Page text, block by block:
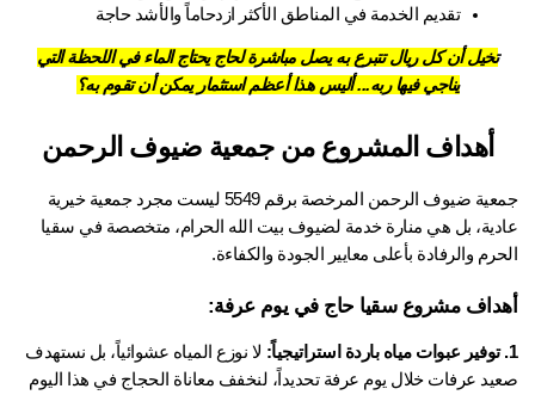
تقديم الخدمة في المناطق الأكثر ازدحاماً والأشد حاجة
تخيل أن كل ريال تتبرع به يصل مباشرة لحاج يحتاج الماء في اللحظة التي
يناجي فيها ربه... أليس هذا أعظم استثمار يمكن أن تقوم به؟
أهداف المشروع من جمعية ضيوف الرحمن
جمعية ضيوف الرحمن المرخصة برقم 5549 ليست مجرد جمعية خيرية
بل هي منارة خدمة لضيوف بيت الله الحرام، متخصصة في
سقيا
والرفادة بأعلى معايير الجودة والكفاءة.
مشروع سقيا حاج في يوم عرفة:
لا نوزع المياه عشوائياً، بل نستهدف
صعيد عرفات خلال يوم عرفة تحديداً، لنخفف معاناة الحجاج في هذا اليوم